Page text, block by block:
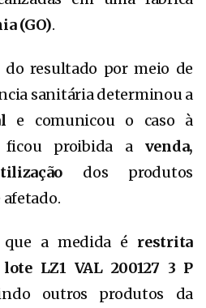
(GO).
do resultado por meio de
sanitária determinou a
e comunicou o caso à
ficou proibida a venda,
dos produtos
que a medida é restrita
LZ1 VAL 200127 3 P
outros produtos da